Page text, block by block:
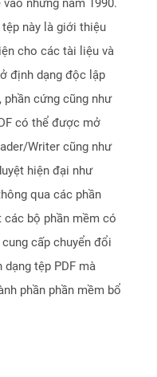
những năm 1990.
này là giới thiệu
cho các tài liệu và
định dạng độc lập
phần cứng cũng như
có thể được mở
Writer cũng như
hiện đại như
qua các phần
bộ phần mềm có
cấp chuyển đổi
tệp PDF mà
phần phần mềm bổ